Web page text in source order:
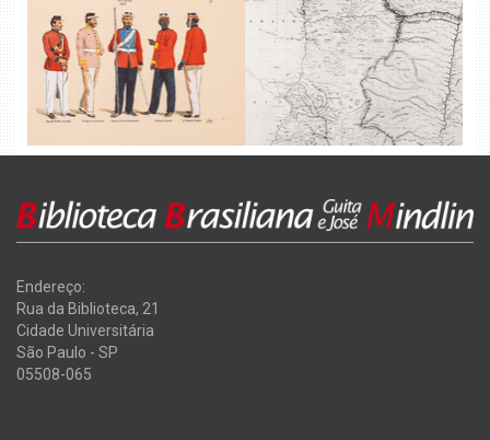
Endereço:
Rua da Biblioteca, 21
Cidade Universitária
São Paulo - SP
05508-065